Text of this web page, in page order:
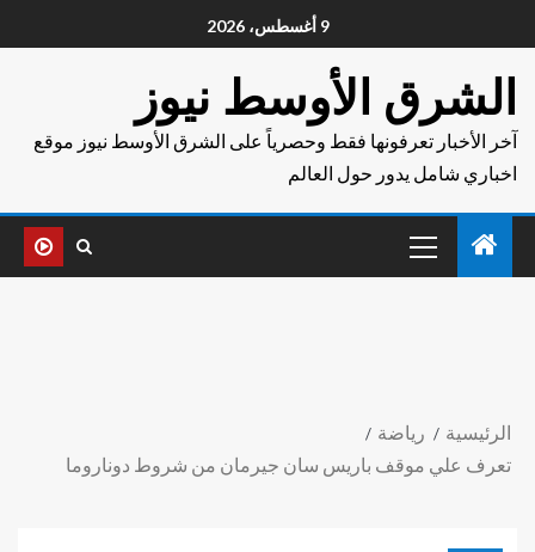
9 أغسطس، 2026
الشرق الأوسط نيوز
آخر الأخبار تعرفونها فقط وحصرياً على الشرق الأوسط نيوز موقع
اخباري شامل يدور حول العالم
الرئيسية
رياضة
تعرف علي موقف باريس سان جيرمان من شروط دوناروما